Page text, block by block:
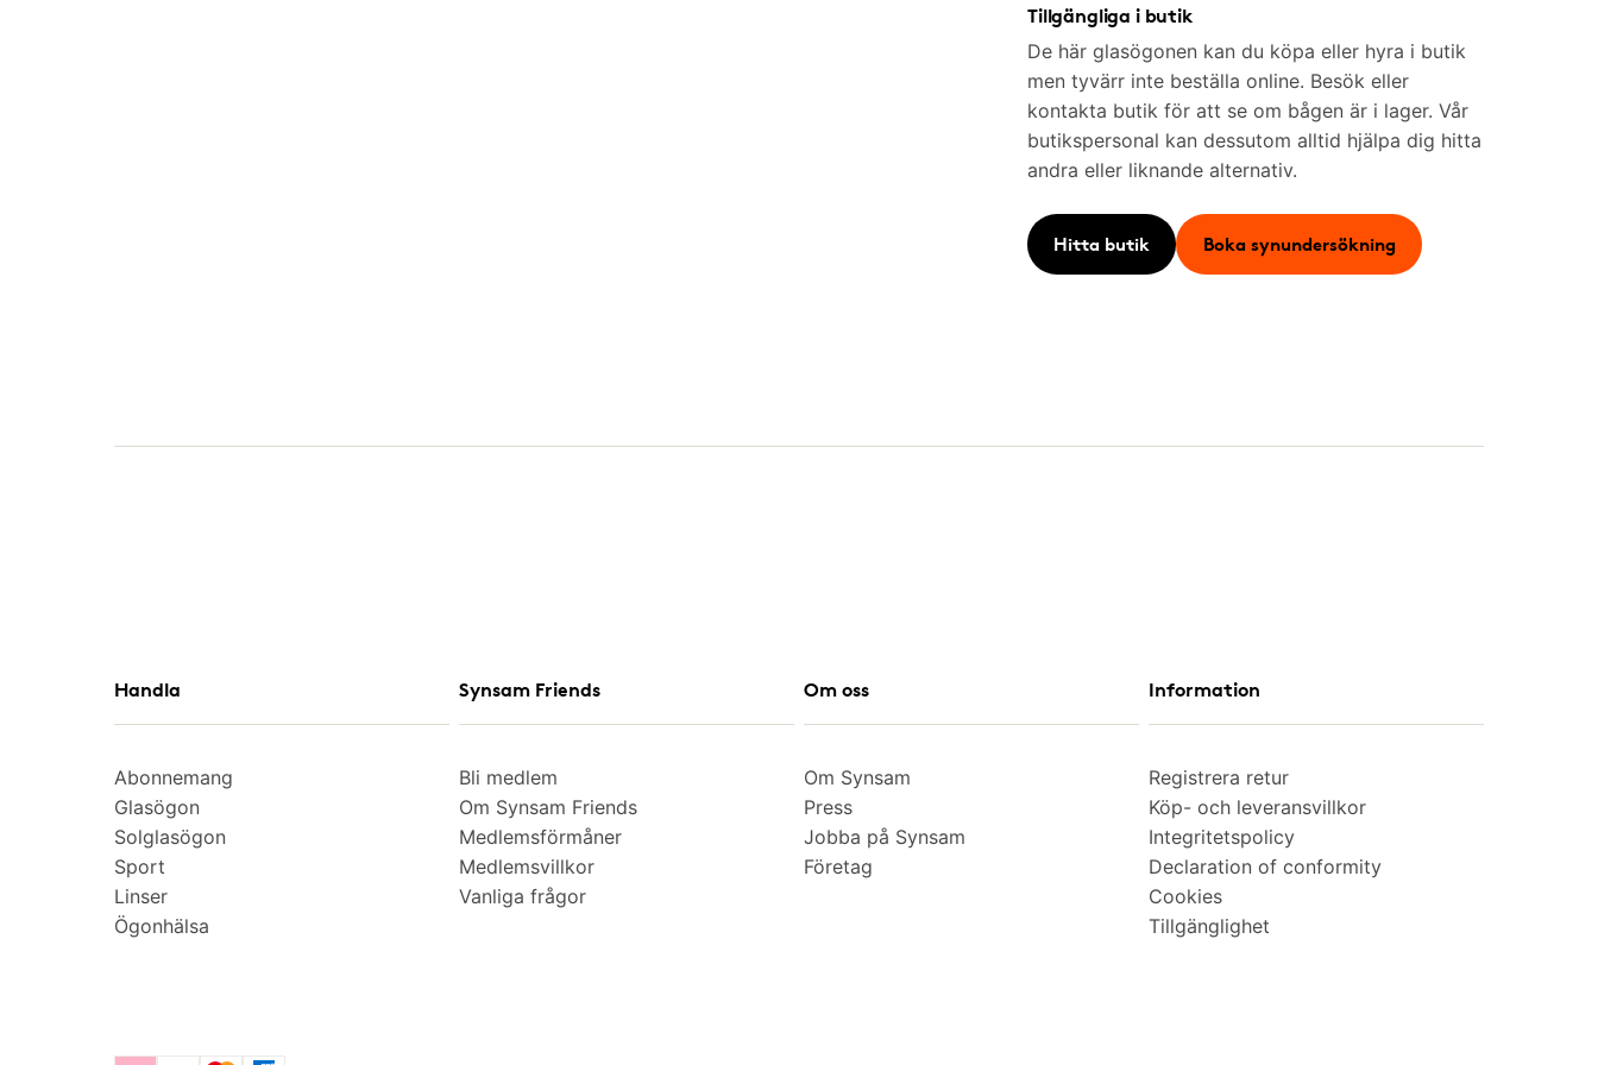
Tillgängliga i butik
De här glasögonen kan du köpa eller hyra i butik
men tyvärr inte beställa online. Besök eller
kontakta butik för att se om bågen är i lager. Vår
butikspersonal kan dessutom alltid hjälpa dig hitta
andra eller liknande alternativ.
Hitta butik Boka synundersökning
Handla
Abonnemang
Glasögon
Solglasögon
Sport
Linser
Ögonhälsa
Synsam Friends
Bli medlem
Om Synsam Friends
Medlemsförmåner
Medlemsvillkor
Vanliga frågor
Om oss
Om Synsam
Press
Jobba på Synsam
Företag
Information
Registrera retur
Köp- och leveransvillkor
Integritetspolicy
Declaration of conformity
Cookies
Tillgänglighet